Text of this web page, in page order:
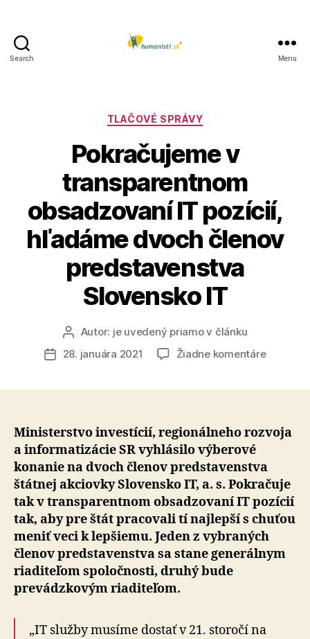
Search Menu
Kategórie
TLAČOVÉ SPRÁVY
Pokračujeme v
transparentnom
obsadzovaní IT pozícií,
hľadáme dvoch členov
predstavenstva
Slovensko IT
Autor
článku
Autor: je uvedený priamo v článku
Dátum
28. januára 2021 Žiadne komentárena
IT
dvoch
členov
IT
Ministerstvo investícií, regionálneho rozvoja
a informatizácie SR vyhlásilo výberové
konanie na dvoch členov predstavenstva
štátnej akciovky Slovensko IT, a. s. Pokračuje
tak v transparentnom obsadzovaní IT pozícií
tak, aby pre štát pracovali tí najlepší s chuťou
meniť veci k lepšiemu. Jeden z vybraných
členov predstavenstva sa stane generálnym
riaditeľom spoločnosti, druhý bude
prevádzkovým riaditeľom.
„IT služby musíme dostať v 21. storočí na